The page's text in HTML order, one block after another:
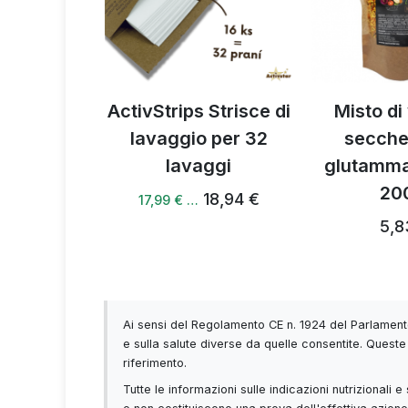
ActivStrips Strisce di
lavaggio per 32
lavaggi
17,99 € … 18,94 €
Misto
Ai sensi del Regolamento CE n. 1924 del
e sulla salute diverse da quelle consentite.
riferimento.
Tutte le informazioni sulle indicazioni nutrizionali